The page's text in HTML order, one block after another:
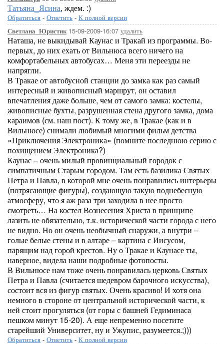
Татьяна_Ясина, ждем. :)
Обратиться - Ответить - К полной версии
Светлана_Юристик15-09-2009-16:07 удалить
Наташа, не выкидывай Каунас и Тракай из программы. Во-
первых, до них ехать от Вильнюса всего ничего на
комфортабельных автобусах… Меня эти переезды не
напрягли.
В Тракае от автобусной станции до замка как раз самый
интересный и живописный маршрут, он оставил
впечатления даже больше, чем от самого замка: костелы,
живописные бухты, разрушенная стена другого замка, дома
караимов (см. наш пост). К тому же, в Тракае (как и в
Вильнюсе) снимали любимый многими фильм детства
«Приключения Электроника» (помните последнюю серию с
похищением Электроника?)
Каунас – очень милый провинциальный городок с
симпатичным Старым городом. Там есть базилика Святых
Петра и Павла, в которой мне очень понравились интерьеры
(потрясающие фигуры), создающую такую поднебесную
атмосферу, что я аж раза три заходила в нее просто
смотреть… На костел Вознесения Христа в принципе
лазить не обязательно, т.к. исторической части города с него
не видно. Но он очень необычный снаружи, а внутри –
голые белые стены и в алтаре – картина с Иисусом,
парящим над горой крестов. Ну о Тракае и Каунасе ты,
наверное, видела наши подробные фотопосты.
В Вильнюсе нам тоже очень понравилась церковь Святых
Петра и Павла (считается шедевром барочного искусства),
состоит вся из фигур святых. Очень красиво! И хотя она
немного в стороне от центральной исторической части, к
ней стоит прогуляться (от горы с башней Гедиминаса
пешком минут 15-20). А еще непременно посетите
старейший Университет, ну и Ужупис, разумеется.;)))
Обратиться - Ответить - К полной версии